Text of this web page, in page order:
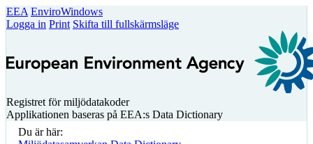
EEA EnviroWindows
Logga in Print Skifta till fullskärmsläge
Registret för miljödatakoder
Applikationen baseras på EEA:s Data Dictionary
Du är här: